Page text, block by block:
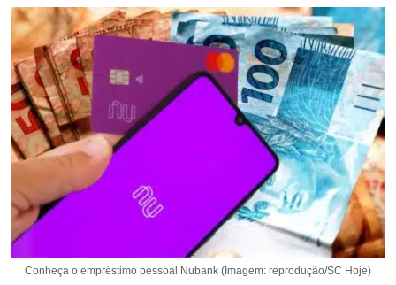
Conheça o empréstimo pessoal Nubank (Imagem: reprodução/SC Hoje)